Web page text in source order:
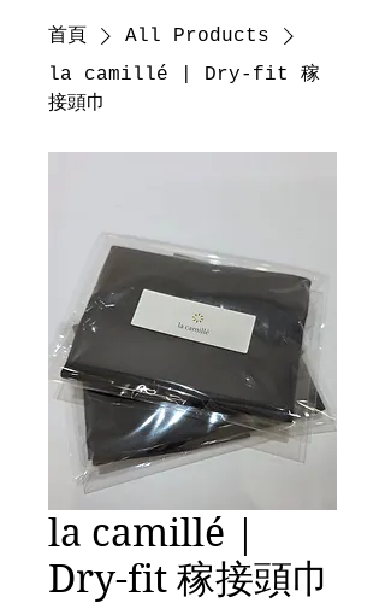
首頁
All Products
la camillé | Dry-fit 稼
接頭⼱
la camillé |
Dry-fit 稼接頭⼱